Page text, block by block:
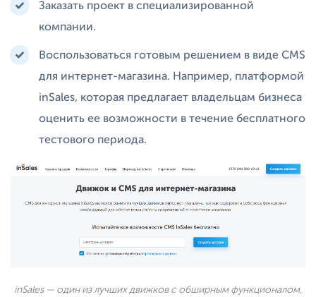
Заказать проект в специализированной
компании.
Воспользоваться готовым решением в виде CMS
для интернет-магазина. Например, платформой
inSales, которая предлагает владельцам бизнеса
оценить ее возможности в течение бесплатного
тестового периода.
inSales — один из лучших движков с обширным функционалом,